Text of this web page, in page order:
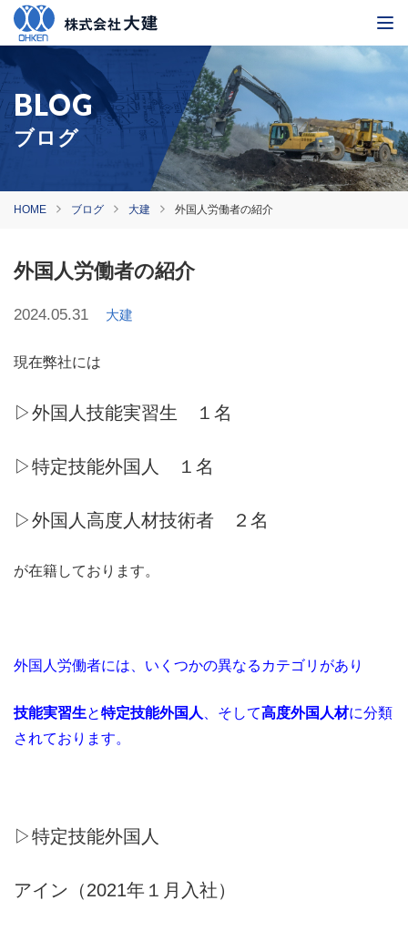
ブログ
HOME ブログ 大建 外国人労働者の紹介
外国人労働者の紹介
2024.05.31 大建
現在弊社には
▷外国人技能実習生 １名
▷特定技能外国人 １名
▷外国人高度人材技術者 ２名
が在籍しております。
外国人労働者には、いくつかの異なるカテゴリがあり
技能実習生と特定技能外国人 、そして高度外国人材に分類
されております。
▷特定技能外国人
アイン（2021年１月入社）